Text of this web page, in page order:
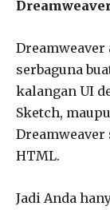
serbaguna
kalangan UI
Sketch,
Dreamweaver
HTML.
Jadi Anda